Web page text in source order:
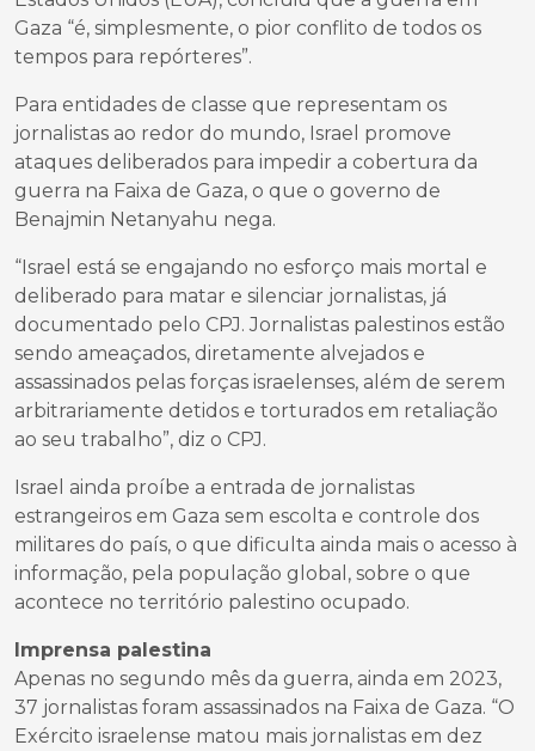
Gaza “é, simplesmente, o pior conflito de todos os
tempos para repórteres”.
Para entidades de classe que representam os
jornalistas ao redor do mundo, Israel promove
ataques deliberados para impedir a cobertura da
guerra na Faixa de Gaza, o que o governo de
Benajmin Netanyahu nega.
“Israel está se engajando no esforço mais mortal e
deliberado para matar e silenciar jornalistas, já
documentado pelo CPJ. Jornalistas palestinos estão
sendo ameaçados, diretamente alvejados e
assassinados pelas forças israelenses, além de serem
arbitrariamente detidos e torturados em retaliação
ao seu trabalho”, diz o CPJ.
Israel ainda proíbe a entrada de jornalistas
estrangeiros em Gaza sem escolta e controle dos
militares do país, o que dificulta ainda mais o acesso à
informação, pela população global, sobre o que
acontece no território palestino ocupado.
Imprensa palestina
Apenas no segundo mês da guerra, ainda em 2023,
37 jornalistas foram assassinados na Faixa de Gaza. “O
Exército israelense matou mais jornalistas em dez